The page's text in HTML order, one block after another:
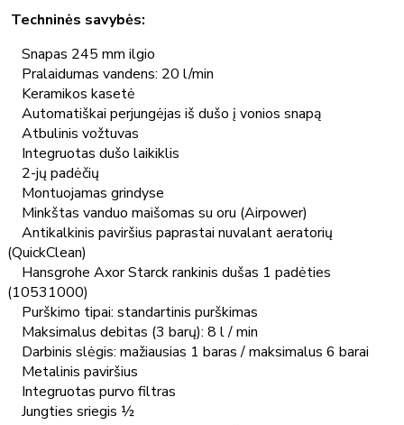
Techninės savybės:
Snapas 245 mm ilgio
Pralaidumas vandens: 20 l/min
Keramikos kasetė
Automatiškai perjungėjas iš dušo į vonios snapą
Atbulinis vožtuvas
Integruotas dušo laikiklis
2-jų padėčių
Montuojamas grindyse
Minkštas vanduo maišomas su oru (Airpower)
Antikalkinis paviršius paprastai nuvalant aeratorių
(QuickClean)
Hansgrohe Axor Starck rankinis dušas 1 padėties
(10531000)
Purškimo tipai: standartinis purškimas
Maksimalus debitas (3 barų): 8 l / min
Darbinis slėgis: mažiausias 1 baras / maksimalus 6 barai
Metalinis paviršius
Integruotas purvo filtras
Jungties sriegis ½